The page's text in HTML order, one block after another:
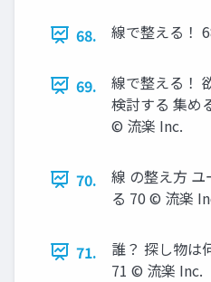
68. 線で整える！
69.
線で整える！
検討する 集め
© 流楽 Inc.
70.
線 の整え方
る 70 © 流楽
71.
誰？ 探し物は
71 © 流楽 Inc.